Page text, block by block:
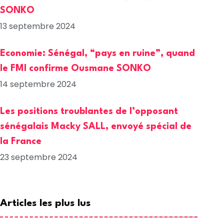
SONKO
13 septembre 2024
Economie: Sénégal, “pays en ruine”, quand
le FMI confirme Ousmane SONKO
14 septembre 2024
Les positions troublantes de l’opposant
sénégalais Macky SALL, envoyé spécial de
la France
23 septembre 2024
Articles les plus lus